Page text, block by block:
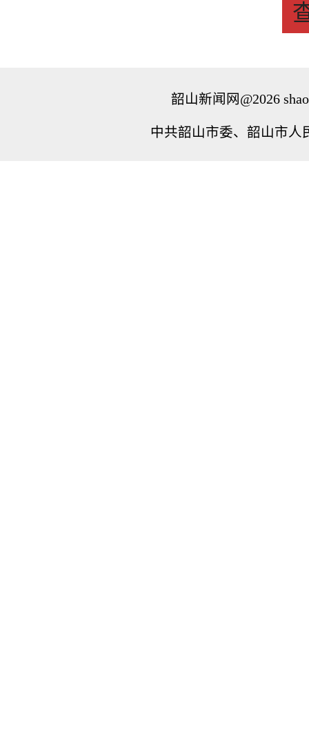
韶山新闻网@2026
中共韶山市委、韶山市人